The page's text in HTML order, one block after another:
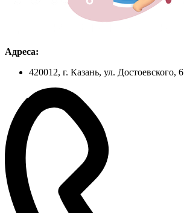
Адреса:
420012, г. Казань, ул. Достоевского, 6